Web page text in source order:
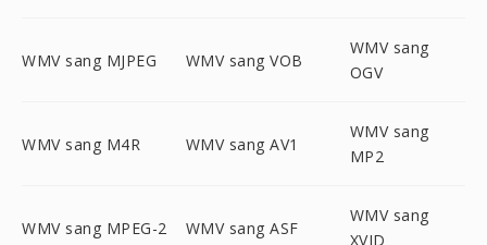
WMV sang MJPEG WMV sang VOB
WMV sang
OGV
WMV sang M4R WMV sang AV1
WMV sang
MP2
WMV sang MPEG-2 WMV sang ASF
WMV sang
XVID